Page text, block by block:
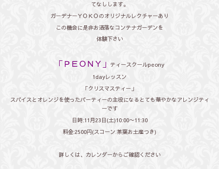
てなしします。
ガーデナーＹＯＫＯのオリジナルレクチャーあり
この機会に是非お洒落なコンテナガーデンを
体験下さい
「ＰＥＯＮＹ」 ティースクールpeony
1dayレッスン
「クリスマスティー」
スパイスとオレンジを使ったパーティーの主役になるとても華やかなアレンジティ
ーです
日時:11月23日(土)10:00〜11:30
料金:2500円(スコーン.茶葉お土産つき)
詳しくは、カレンダーからご確認ください